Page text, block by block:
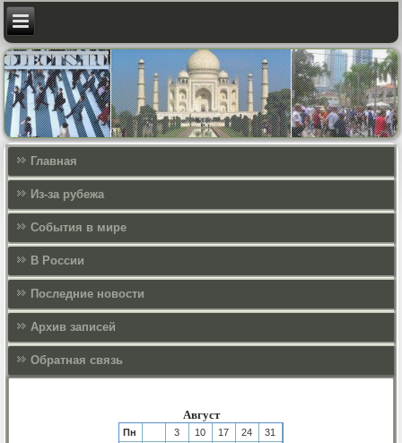
Главная
Из-за рубежа
События в мире
В России
Последние новости
Архив записей
Обратная связь
Август
Пн 3 10 17 24
31